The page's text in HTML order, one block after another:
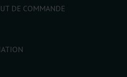
DE COMMANDE